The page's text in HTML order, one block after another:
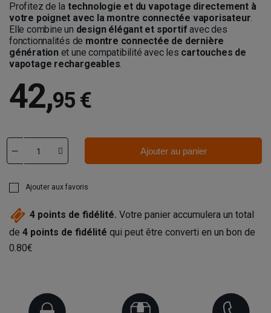
Profitez de la technologie et du vapotage directement à
votre poignet avec la montre connectée vaporisateur.
Elle combine un design élégant et sportif avec des
fonctionnalités de montre connectée de dernière
générationet une compatibilité avec les cartouches de
vapotage rechargeables.
42,95 €
Ajouter au panier
Ajouter aux favoris
4 points de fidélité. Votre panier accumulera un total
de 4 points de fidélité qui peut être converti en un bon de
0.80€